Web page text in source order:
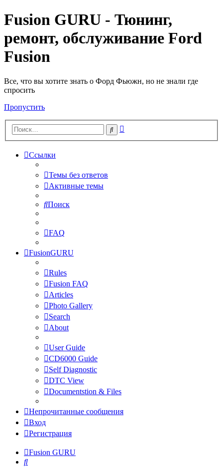
Fusion GURU - Тюнинг,
ремонт, обслуживание Ford
Fusion
Все, что вы хотите знать о Форд Фьюжн, но не знали где
спросить
Пропустить
Поиск
Ссылки
Темы без ответов
Активные темы
Поиск
FAQ
FusionGURU
Rules
Fusion FAQ
Articles
Photo Gallery
Search
About
User Guide
CD6000 Guide
Self Diagnostic
DTC View
Documentstion & Files
Непрочитанные сообщения
Вход
Регистрация
Fusion GURU
Поиск